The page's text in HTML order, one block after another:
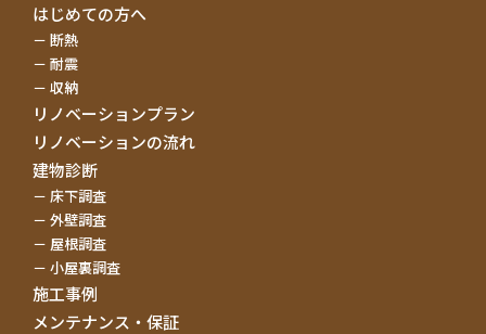
はじめての方へ
断熱
耐震
収納
リノベーションプラン
リノベーションの流れ
建物診断
床下調査
外壁調査
屋根調査
小屋裏調査
施工事例
メンテナンス・保証